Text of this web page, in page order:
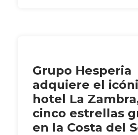
Grupo Hesperia
adquiere el
hotel La
cinco estrellas
en la Costa del